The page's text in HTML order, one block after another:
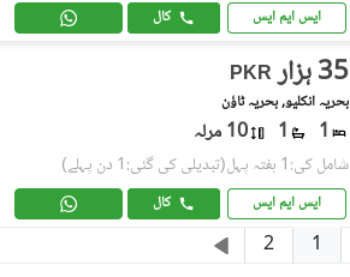
ایس ایم ایس کال
PKR 35 ہزار
بحریہ انکلیو, بحریہ ٹاؤن
1
1 10 مرلہ
شامل کی:1 ہفتہ پہل (تبدیلی کی گئی:1 دن پہلے)
ایس ایم ایس کال
1
2